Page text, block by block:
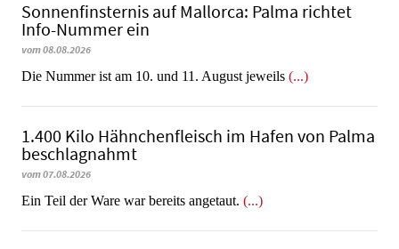
Sonnenfinsternis auf Mallorca: Palma richtet
Info-Nummer ein
vom 08.08.2026
Die Nummer ist am 10. und 11. August jeweils (...)
1.400 Kilo Hähnchenfleisch im Hafen von Palma
beschlagnahmt
vom 07.08.2026
​​​​​​​Ein Teil der Ware war bereits angetaut. (...)